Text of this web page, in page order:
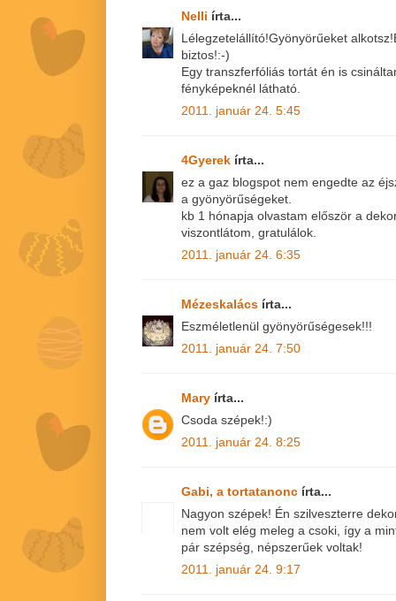
Nelli írta...
Lélegzetelállító!Gyönyörűeket
biztos!:-)
Egy transzferfóliás tortát én is
fényképeknél látható.
2011. január 24. 5:45
4Gyerek írta...
ez a gaz blogspot nem engedte az
a gyönyörűségeket.
kb 1 hónapja olvastam először a
viszontlátom, gratulálok.
2011. január 24. 6:35
Mézeskalács írta...
Eszméletlenül gyönyörűségesek!!!
2011. január 24. 7:50
Mary írta...
Csoda szépek!:)
2011. január 24. 8:25
Gabi, a tortatanonc írta...
Nagyon szépek! Én szilveszterre
nem volt elég meleg a csoki, így a
pár szépség, népszerűek voltak!
2011. január 24. 9:17